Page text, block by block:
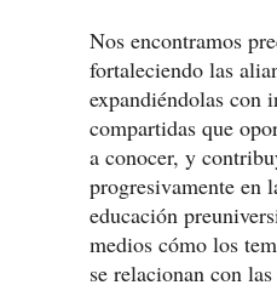
Nos encontramos
fortaleciendo las
expandiéndolas con
compartidas que
a conocer, y
progresivamente en
educación
medios cómo los
se relacionan con